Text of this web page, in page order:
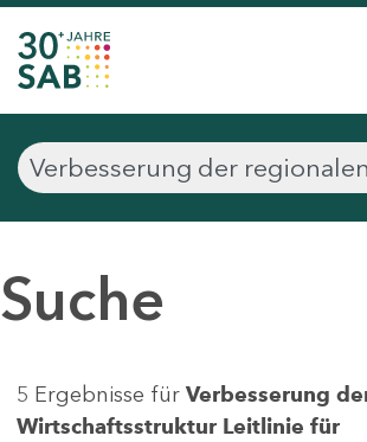
Suche
5 Ergebnisse für Verbesserung
Wirtschaftsstruktur Leitlinie für